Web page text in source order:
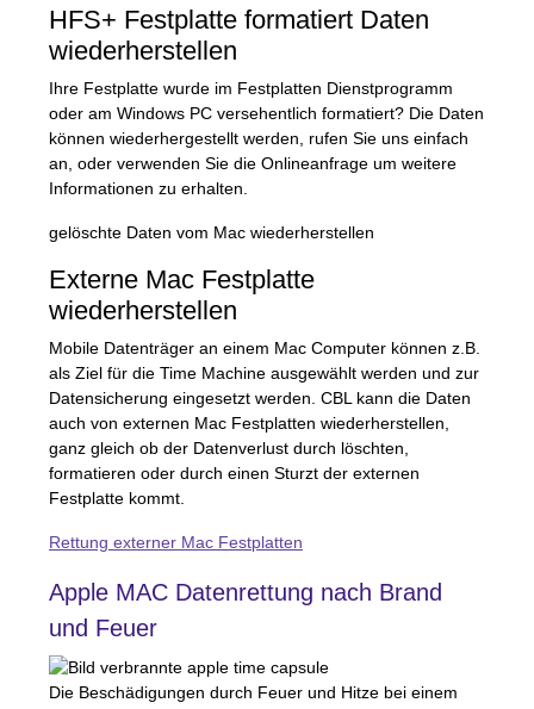
HFS+ Festplatte formatiert Daten
wiederherstellen
Ihre Festplatte wurde im Festplatten Dienstprogramm
oder am Windows PC versehentlich formatiert? Die Daten
können wiederhergestellt werden, rufen Sie uns einfach
an, oder verwenden Sie die Onlineanfrage um weitere
Informationen zu erhalten.
gelöschte Daten vom Mac wiederherstellen
Externe Mac Festplatte
wiederherstellen
Mobile Datenträger an einem Mac Computer können z.B.
als Ziel für die Time Machine ausgewählt werden und zur
Datensicherung eingesetzt werden. CBL kann die Daten
auch von externen Mac Festplatten wiederherstellen,
ganz gleich ob der Datenverlust durch löschten,
formatieren oder durch einen Sturzt der externen
Festplatte kommt.
Rettung externer Mac Festplatten
Apple MAC Datenrettung nach Brand
und Feuer
Die Beschädigungen durch Feuer und Hitze bei einem